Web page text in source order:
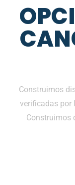
Construimos
verificadas por
Construimos